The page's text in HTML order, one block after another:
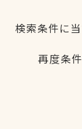
検索条件に
再度条